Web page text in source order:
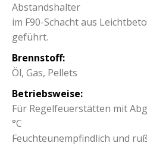
Abstandshalter
im F90-Schacht aus
geführt.
Brennstoff:
Öl, Gas, Pellets
Betriebsweise:
Für Regelfeuerstätten mit
°C
Feuchteunempfindlich und